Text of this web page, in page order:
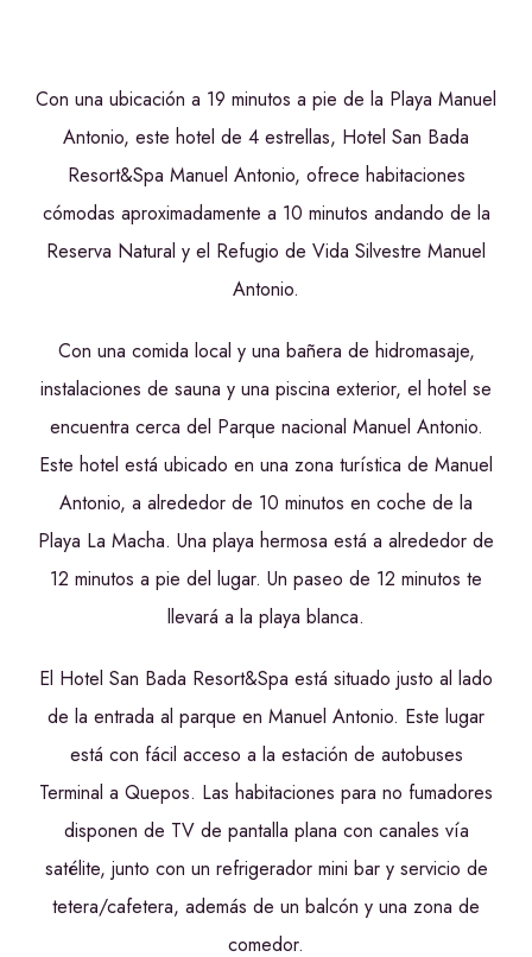
Con una ubicación a 19 minutos a pie de la Playa Manuel
Antonio, este hotel de 4 estrellas, Hotel San Bada
Resort&Spa Manuel Antonio, ofrece habitaciones
cómodas aproximadamente a 10 minutos andando de la
Reserva Natural y el Refugio de Vida Silvestre Manuel
Antonio.
Con una comida local y una bañera de hidromasaje,
instalaciones de sauna y una piscina exterior, el hotel se
encuentra cerca del Parque nacional Manuel Antonio.
Este hotel está ubicado en una zona turística de Manuel
Antonio, a alrededor de 10 minutos en coche de la
Playa La Macha. Una playa hermosa está a alrededor de
12 minutos a pie del lugar. Un paseo de 12 minutos te
llevará a la playa blanca.
El Hotel San Bada Resort&Spa está situado justo al lado
de la entrada al parque en Manuel Antonio. Este lugar
está con fácil acceso a la estación de autobuses
Terminal a Quepos. Las habitaciones para no fumadores
disponen de TV de pantalla plana con canales vía
satélite, junto con un refrigerador mini bar y servicio de
tetera/cafetera, además de un balcón y una zona de
comedor.